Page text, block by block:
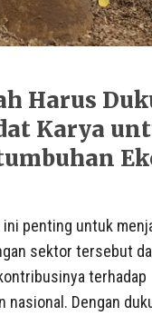
Harus
Karya
penting untuk
sektor tersebut
terhadap
nasional. Dengan